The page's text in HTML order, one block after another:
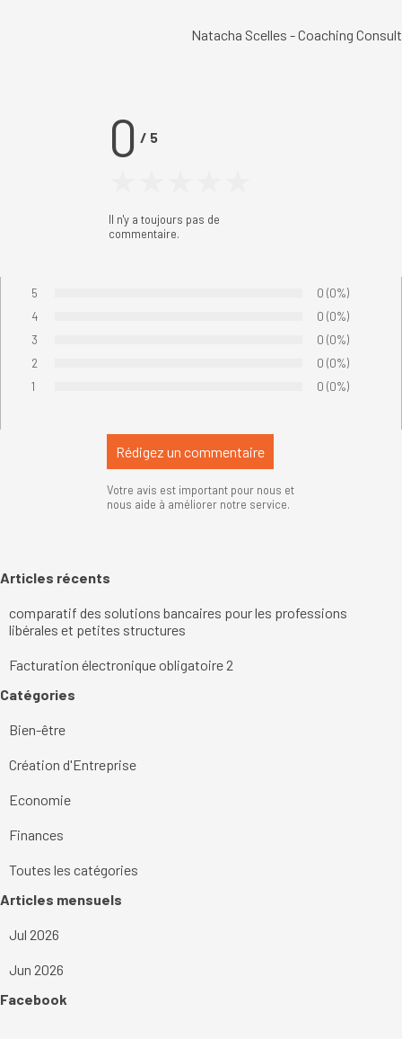
Natacha Scelles - Coaching Consult
0 / 5
Il n'y a toujours pas de
commentaire.
5 Nombre de
0 Pourcentage
(0%)
4 Nombre de
0 Pourcentage
(0%)
3 Nombre de
0 Pourcentage
(0%)
2 Nombre de
0 Pourcentage
(0%)
1 Nombre de
0 Pourcentage
(0%)
Votre avis est important pour nous et
nous aide à améliorer notre service.
Sauter le bloc Articles récents
Articles récents
comparatif des solutions bancaires pour les professions
libérales et petites structures
Facturation électronique obligatoire 2
Sauter le bloc Catégories
Catégories
Bien-être
Création d'Entreprise
Economie
Finances
Toutes les catégories
Sauter le bloc Articles mensuels
Articles mensuels
Jul 2026
Jun 2026
Sauter le bloc Facebook
Facebook